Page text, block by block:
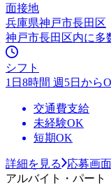
面接地
兵庫県神戸市長田区
神戸市長田区内に多
シフト
1日8時間 週5日から
交通費支給
未経験OK
短期OK
詳細を見る
応募画
アルバイト・パート